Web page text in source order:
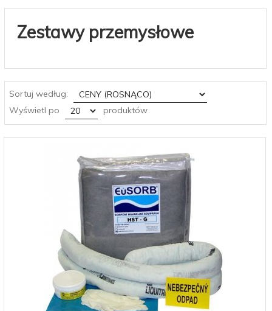
Zestawy przemysłowe
Sortuj według:
sort
Wyświetl po
pop produktów